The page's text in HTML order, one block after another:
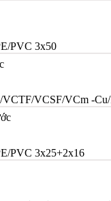
PVC 3x50
VCSF/VCm -
PVC 3x25+2x16